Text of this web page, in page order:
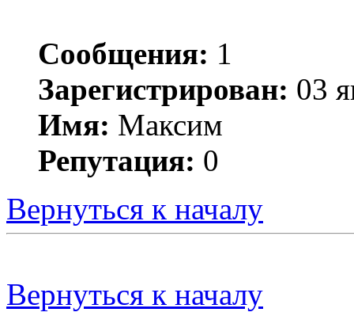
Сообщения: 1
Зарегистрирован: 03
Имя: Максим
Репутация: 0
Вернуться к началу
Вернуться к началу